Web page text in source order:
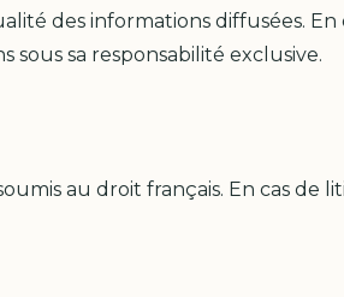
des informations diffusées. En
sa responsabilité exclusive.
au droit français. En cas de